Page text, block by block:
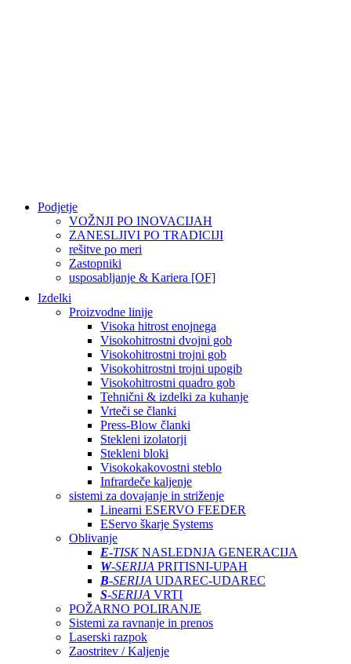
Podjetje
VOŽNJI PO INOVACIJAH
ZANESLJIVI PO TRADICIJI
rešitve po meri
Zastopniki
usposabljanje & Kariera [OF]
Izdelki
Proizvodne linije
Visoka hitrost enojnega
Visokohitrostni dvojni gob
Visokohitrostni trojni gob
Visokohitrostni trojni upogib
Visokohitrostni quadro gob
Tehnični & izdelki za kuhanje
Vrteči se članki
Press-Blow članki
Stekleni izolatorji
Stekleni bloki
Visokokakovostni steblo
Infrardeče kaljenje
sistemi za dovajanje in striženje
Linearni ESERVO FEEDER
EServo škarje Systems
Oblivanje
E-TISKNASLEDNJA GENERACIJA
W-SERIJA PRITISNI-UPAH
B-SERIJA UDAREC-UDAREC
S-SERIJA VRTI
POŽARNO POLIRANJE
Sistemi za ravnanje in prenos
Laserski razpok
Zaostritev / Kaljenje